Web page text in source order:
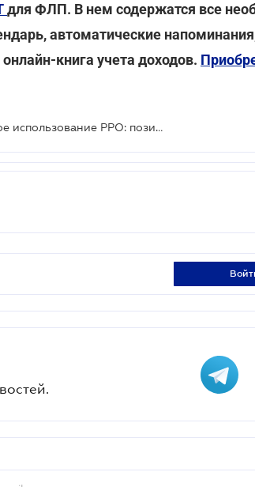
для ФЛП. В нем содержатся все
автоматические
книга учета доходов.
Безналичные расчеты и обязательное использование РРО: позиция ГНС